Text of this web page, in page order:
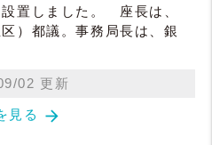
置しました。 座長は、
）都議。事務局長は、銀
02 更新
見る arrow_forward